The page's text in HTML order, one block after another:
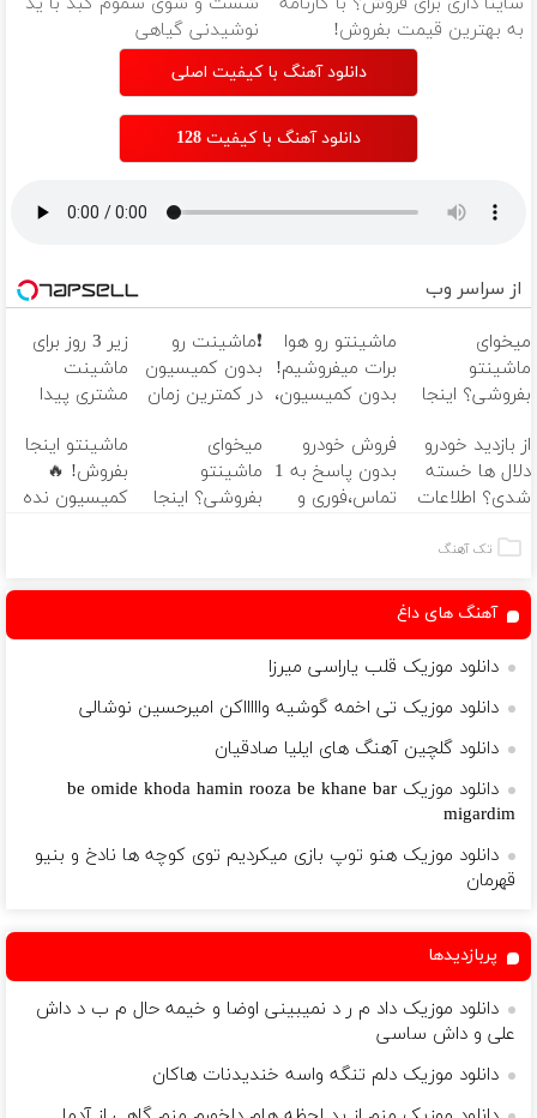
به بهترین قیمت بفروش!
نوشیدنی گیاهی
دانلود آهنگ با کیفیت اصلی
دانلود آهنگ با کیفیت 128
از سراسر وب
میخوای
ماشینتو
بفروشی؟ اینجا
زیر 3 بازدید
انجام میشه
ماشینتو رو هوا
برات میفروشیم!
بدون کمیسیون،
3 بازدید
❗ماشینت رو
بدون کمیسیون
در کمترین زمان
همین الان اقدام
کن
زیر 3 روز برای
ماشینت
مشتری پیدا
الان مشخصاتشو
وارد کن
از بازدید خودرو
دلال ها خسته
شدی؟ اطلاعات
اینجا ثبت کن
فروش خودرو
بدون پاسخ به 1
تماس،فوری و
میخوای
ماشینتو
بفروشی؟ اینجا
ماشینتو اینجا
بفروش! 🔥
کمیسیون نده
تک آهنگ
آهنگ های داغ
دانلود موزیک قلب یاراسی میرزا
دانلود موزیک تی اخمه گوشیه واااااکن امیرحسین نوشالی
دانلود گلچین آهنگ های ایلیا صادقیان
دانلود موزیک be omide khoda hamin rooza be khane bar
migardim
دانلود موزیک هنو توپ بازی میکردیم توی کوچه ها نادخ و بنیو
قهرمان
پربازدیدها
دانلود موزیک داد م ر د نمیبینی اوضا و خیمه حال م ب د داش
علی و داش ساسی
دانلود موزیک دلم تنگه واسه خندیدنات هاکان